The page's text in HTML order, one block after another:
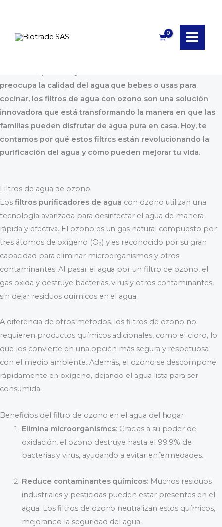
contenido
Purifica tu vida con ozono: La revolución del agua en casa
preocupa la calidad del agua que bebes o usas para
cocinar, los filtros de agua con ozono son una solución
innovadora que está transformando la manera en que las
familias pueden disfrutar de agua pura en casa. Hoy, te
contamos por qué estos filtros están revolucionando la
purificación del agua y cómo pueden mejorar tu vida.
Filtros de agua de ozono
Los filtros purificadores de agua con ozono utilizan una
tecnología avanzada para desinfectar el agua de manera
rápida y efectiva. El ozono es un gas natural compuesto por
tres átomos de oxígeno (O₃) y es reconocido por su gran
capacidad para eliminar microorganismos y otros
contaminantes. Al pasar el agua por un filtro de ozono, el
gas oxida y destruye bacterias, virus y otros contaminantes,
sin dejar residuos químicos en el agua.
A diferencia de otros métodos, los filtros de ozono no
requieren productos químicos adicionales, como el cloro, lo
que los convierte en una opción más segura y respetuosa
con el medio ambiente. Además, el ozono se descompone
rápidamente en oxígeno, dejando el agua lista para ser
consumida.
Beneficios del filtro de ozono en el agua del hogar
Elimina microorganismos: Gracias a su poder de
oxidación, el ozono destruye hasta el 99.9% de
bacterias y virus, ayudando a evitar enfermedades.
Reduce contaminantes químicos: Muchos residuos
industriales y pesticidas pueden estar presentes en el
agua. Los filtros de ozono neutralizan estos químicos,
mejorando la seguridad del agua.